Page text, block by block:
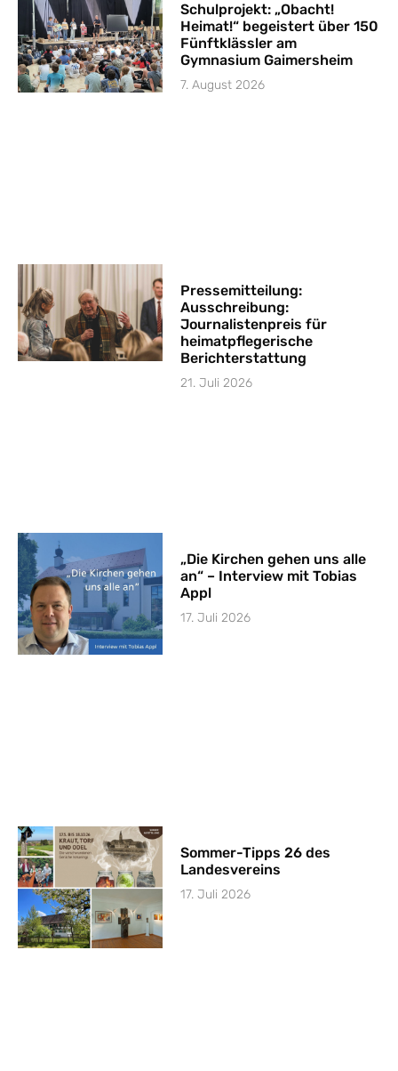
Schulprojekt: „Obacht!
Heimat!“ begeistert über 150
Fünftklässler am
Gymnasium Gaimersheim
7. August 2026
Pressemitteilung:
Ausschreibung:
Journalistenpreis für
heimatpflegerische
Berichterstattung
21. Juli 2026
„Die Kirchen gehen uns alle
an“ – Interview mit Tobias
Appl
17. Juli 2026
Sommer-Tipps 26 des
Landesvereins
17. Juli 2026